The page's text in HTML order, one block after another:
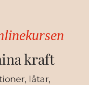
kraft
låtar,